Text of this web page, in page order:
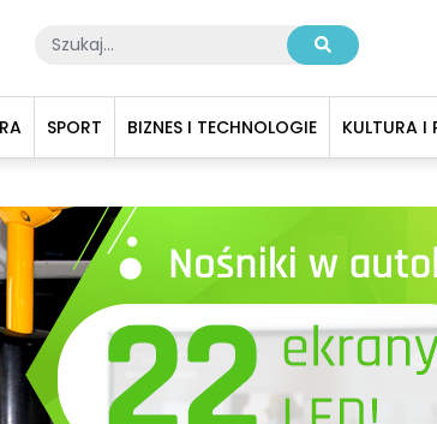
SPORT BIZNES I TECHNOLOGIE KULTURA I